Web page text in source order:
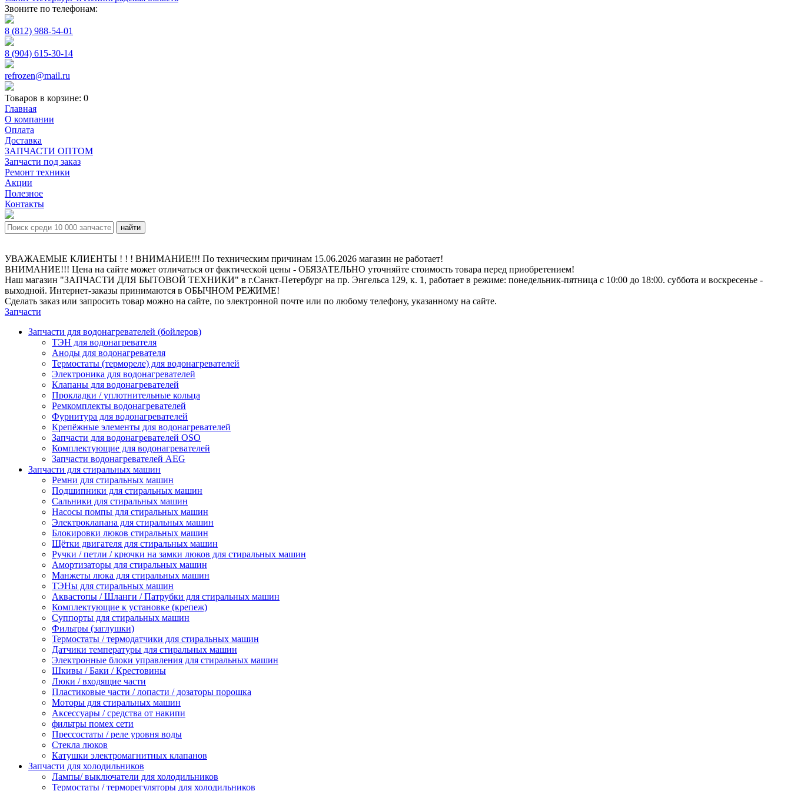
Звоните по телефонам:
8 (812) 988-54-01
8 (904) 615-30-14
refrozen@mail.ru
Товаров в корзине: 0
Главная
О компании
Оплата
Доставка
ЗАПЧАСТИ ОПТОМ
Запчасти под заказ
Ремонт техники
Акции
Полезное
Контакты
УВАЖАЕМЫЕ КЛИЕНТЫ ! ! ! ВНИМАНИЕ!!! По техническим причинам 15.06.2026 магазин не работает!
ВНИМАНИЕ!!! Цена на сайте может отличаться от фактической цены - ОБЯЗАТЕЛЬНО уточняйте стоимость товара перед приобретением!
Наш магазин "ЗАПЧАСТИ ДЛЯ БЫТОВОЙ ТЕХНИКИ" в г.Санкт-Петербург на пр. Энгельса 129, к. 1, работает в режиме: понедельник-пятница с 10:00 до 18:00. суббота и воскресенье -
выходной. Интернет-заказы принимаются в ОБЫЧНОМ РЕЖИМЕ!
Сделать заказ или запросить товар можно на сайте, по электронной почте или по любому телефону, указанному на сайте.
Запчасти
Запчасти для водонагревателей (бойлеров)
ТЭН для водонагревателя
Аноды для водонагревателя
Термостаты (термореле) для водонагревателей
Электроника для водонагревателей
Клапаны для водонагревателей
Прокладки / уплотнительные кольца
Ремкомплекты водонагревателей
Фурнитура для водонагревателей
Крепёжные элементы для водонагревателей
Запчасти для водонагревателей OSO
Комплектующие для водонагревателей
Запчасти водонагревателей AEG
Запчасти для стиральных машин
Ремни для стиральных машин
Подшипники для стиральных машин
Сальники для стиральных машин
Насосы помпы для стиральных машин
Электроклапана для стиральных машин
Блокировки люков стиральных машин
Щётки двигателя для стиральных машин
Ручки / петли / крючки на замки люков для стиральных машин
Амортизаторы для стиральных машин
Манжеты люка для стиральных машин
ТЭНы для стиральных машин
Аквастопы / Шланги / Патрубки для стиральных машин
Комплектующие к установке (крепеж)
Суппорты для стиральных машин
Фильтры (заглушки)
Термостаты / термодатчики для стиральных машин
Датчики температуры для стиральных машин
Электронные блоки управления для стиральных машин
Шкивы / Баки / Крестовины
Люки / входящие части
Пластиковые части / лопасти / дозаторы порошка
Моторы для стиральных машин
Аксессуары / средства от накипи
фильтры помех сети
Прессостаты / реле уровня воды
Стекла люков
Катушки электромагнитных клапанов
Запчасти для холодильников
Лампы/ выключатели для холодильников
Термостаты / терморегуляторы для холодильников